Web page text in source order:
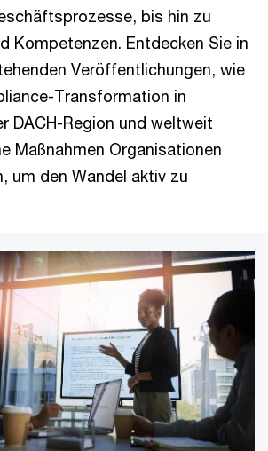
bis hin zu
Kompetenzen. Entdecken Sie in
Veröffentlichungen, wie
Transformation in
DACH-Region und weltweit
Maßnahmen Organisationen
um den Wandel aktiv zu